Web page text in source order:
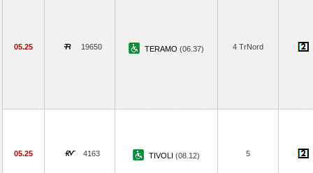
05.25 19650 TERAMO (06.37) 4 TrNord
05.25 4163 TIVOLI (08.12) 5